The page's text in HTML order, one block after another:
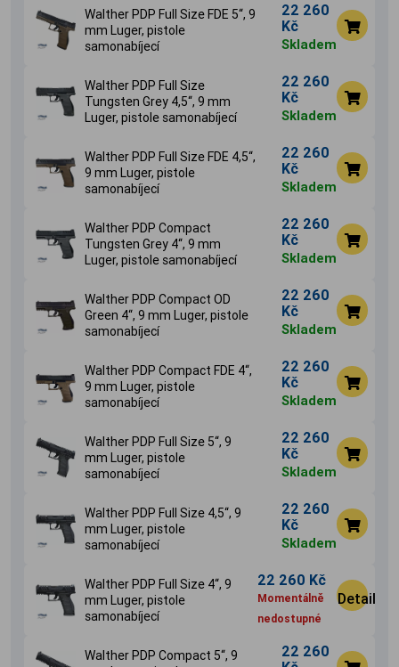
Walther PDP Full Size FDE 5‘‘, 9
mm Luger, pistole
samonabíjecí
22 260
Kč
Skladem
Walther PDP Full Size
Tungsten Grey 4,5‘‘, 9 mm
Luger, pistole samonabíjecí
22 260
Kč
Skladem
Walther PDP Full Size FDE 4,5‘‘,
9 mm Luger, pistole
samonabíjecí
22 260
Kč
Skladem
Walther PDP Compact
Tungsten Grey 4‘‘, 9 mm
Luger, pistole samonabíjecí
22 260
Kč
Skladem
Walther PDP Compact OD
Green 4‘‘, 9 mm Luger, pistole
samonabíjecí
22 260
Kč
Skladem
Walther PDP Compact FDE 4‘‘,
9 mm Luger, pistole
samonabíjecí
22 260
Kč
Skladem
Walther PDP Full Size 5‘‘, 9
mm Luger, pistole
samonabíjecí
22 260
Kč
Skladem
Walther PDP Full Size 4,5‘‘, 9
mm Luger, pistole
samonabíjecí
22 260
Kč
Skladem
Walther PDP Full Size 4‘‘, 9
mm Luger, pistole
samonabíjecí
22 260 Kč
Momentálně
nedostupné
Detail
Walther PDP Compact 5‘‘, 9
22 260